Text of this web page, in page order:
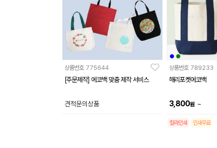
상품번호 775644
[주문제작] 에코백 맞춤 제작 서비스
견적문의상품
상품번호 789233
해리포켓에코백
3,800원 ~
칼라인쇄 인쇄무료